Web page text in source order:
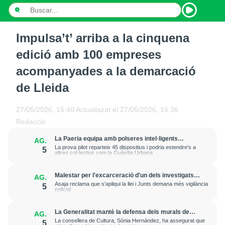
INICI
NOTÍCIES
PROGRAMES
CONTACTE
Impulsa’t’ arriba a la cinquena
edició amb 100 empreses
acompanyades a la demarcació
de Lleida
27/05/2026, 15:40 Actualiazat el 27/05/2026, 16:36
Redacció
AG.
5
La Paeria equipa amb polseres intel·ligents
treballadors municipals que fan feina al carrer per
prevenir cops de calor
La prova pilot reparteix 45 dispositius i podria estendre's a
altres col·lectius com la Guàrdia Urbana
AG.
5
Malestar per l'excarceració d'un dels investigats
per l'onada de robatoris i incendis a cases de
l'Horta de Lleida
Asaja reclama que s'apliqui la llei i Junts demana més vigilància
policial
AG.
5
La Generalitat manté la defensa dels murals de
Sixena i aposta per esgotar la via judicial
La consellera de Cultura, Sònia Hernández, ha assegurat que